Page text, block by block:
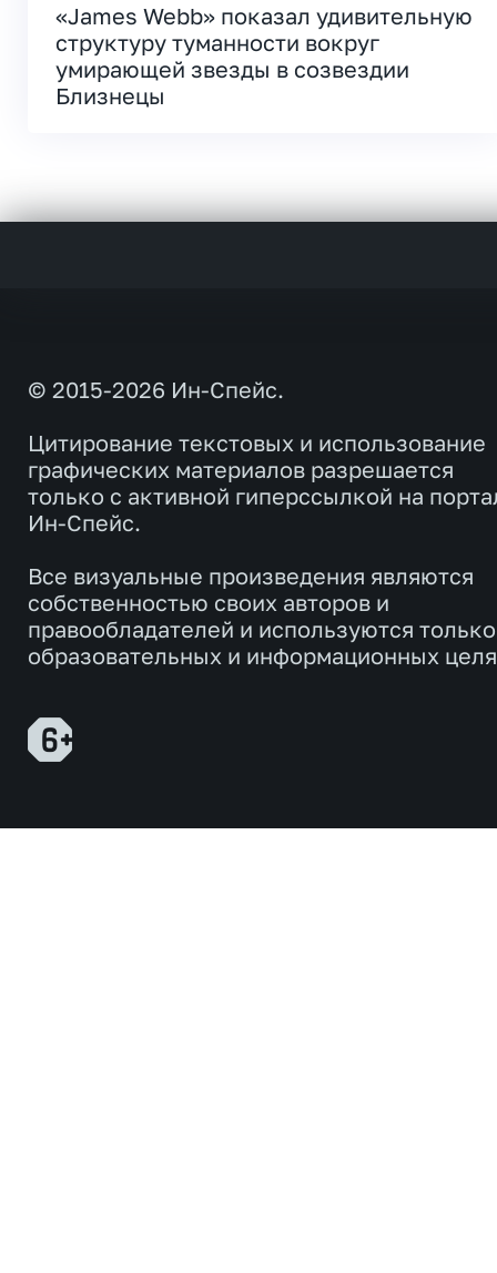
«James Webb» показал удивительную
структуру туманности вокруг
умирающей звезды в созвездии
Близнецы
© 2015-2026 Ин-Спейс.
Цитирование текстовых и использование
графических материалов разрешается
только с активной гиперссылкой на
Ин-Спейс.
Все визуальные произведения являются
собственностью своих авторов и
правообладателей и используются
образовательных и информационных